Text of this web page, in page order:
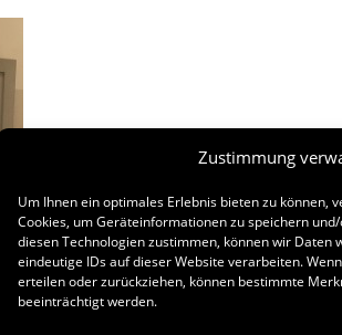
Zustimmung
Um Ihnen ein optimales Erlebnis bieten zu können,
Cookies, um Geräteinformationen zu speichern
diesen Technologien zustimmen, können wir Daten
eindeutige IDs auf dieser Website verarbeiten.
erteilen oder zurückziehen, können bestimmte
beeinträchtigt werden.